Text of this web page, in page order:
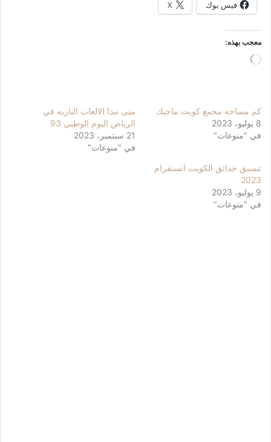
فيس بوك X
معجب بهذه:
جاري
كم مساحة مجمع كويت ماجيك
8 يوليو، 2023
في "منوعات"
متى تبدا الالعاب الناريه في
الرياض اليوم الوطني 93
21 سبتمبر، 2023
في "منوعات"
تنسيق حدائق الكويت انستقرام
2023
9 يوليو، 2023
في "منوعات"